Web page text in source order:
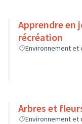
Apprendre en
récréation
Environnement et
Arbres et
Environnement et